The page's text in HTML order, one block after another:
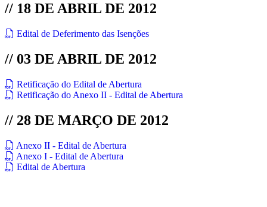
// 18 DE ABRIL DE 2012
Edital de Deferimento das Isenções
// 03 DE ABRIL DE 2012
Retificação do Edital de Abertura
Retificação do Anexo II - Edital de Abertura
// 28 DE MARÇO DE 2012
Anexo II - Edital de Abertura
Anexo I - Edital de Abertura
Edital de Abertura